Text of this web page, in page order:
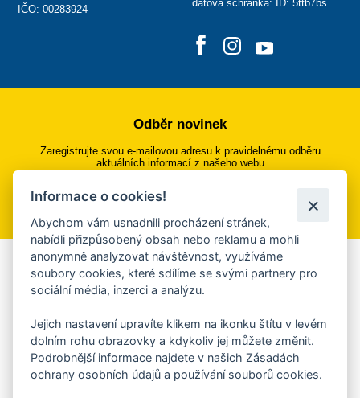
IČO: 00283924
datová schránka: ID: 5ttb7bs
Odběr novinek
Zaregistrujte svou e-mailovou adresu k pravidelnému odběru
aktuálních informací z našeho webu
Přihlásit se k odběru
Aplikace Mobilní rozhlas
Chcete dostávat do svého mobilu či mailu upozornění na
ankety, pozvánky na kulturní a sportovní akce?
Více informací o aplikaci
Informace o cookies!
Abychom vám usnadnili procházení stránek,
nabídli přizpůsobený obsah nebo reklamu a mohli
anonymně analyzovat návštěvnost, využíváme
soubory cookies, které sdílíme se svými partnery pro
sociální média, inzerci a analýzu.
Jejich nastavení upravíte klikem na ikonku štítu v levém
dolním rohu obrazovky a kdykoliv jej můžete změnit.
Podrobnější informace najdete v našich Zásadách
ochrany osobních údajů a používání souborů cookies.